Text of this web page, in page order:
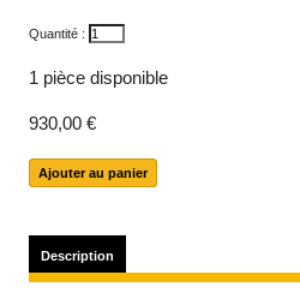
Quantité :
1 pièce disponible
930,00 €
Description